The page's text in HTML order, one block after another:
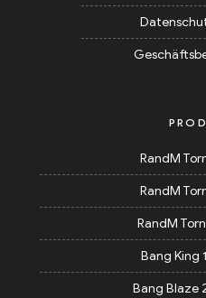
RandM
RandM
RandM
Bang King
Bang Blaze